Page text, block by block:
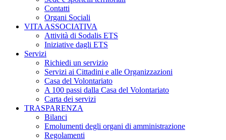
Contatti
Organi Sociali
VITA ASSOCIATIVA
Attività di Sodalis ETS
Iniziative dagli ETS
Servizi
Richiedi un servizio
Servizi ai Cittadini e alle Organizzazioni
Casa del Volontariato
A 100 passi dalla Casa del Volontariato
Carta dei servizi
TRASPARENZA
Bilanci
Emolumenti degli organi di amministrazione
Regolamenti